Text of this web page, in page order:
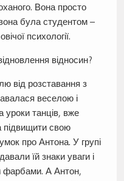
Вона просто
була студентом –
психології.
відносин?
від розставання з
веселою і
танців, вже
підвищити свою
про Антона. У групі
їй знаки уваги і
фарбами. А Антон,